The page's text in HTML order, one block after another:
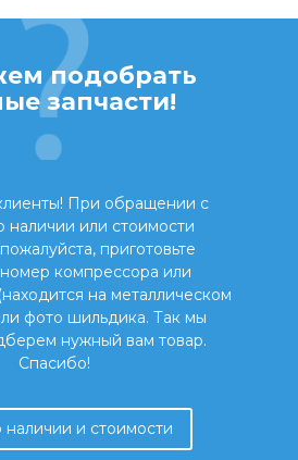
подобрать
запчасти!
При обращении с
наличии или стоимости
приготовьте
компрессора или
на металлическом
фото шильдика. Так мы
нужный вам товар.
Спасибо!
наличии и стоимости